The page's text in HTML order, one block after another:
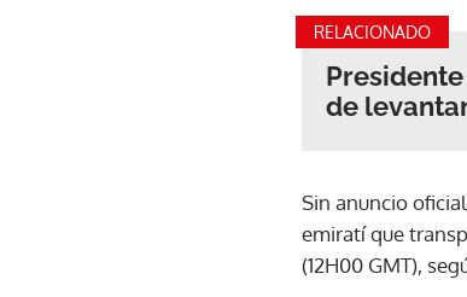
RELACIONADO
de
Sin anuncio
emiratí que
(12H00 GMT),